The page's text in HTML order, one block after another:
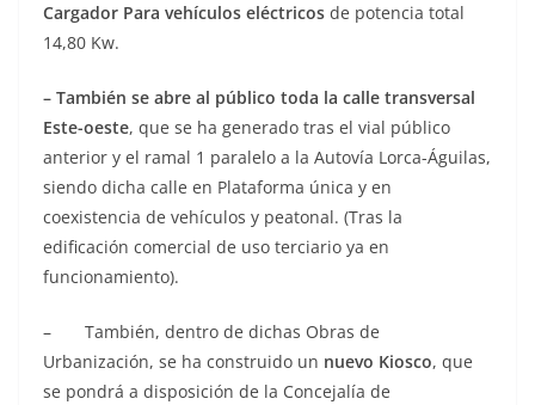
Cargador Para vehículos eléctricos de potencia total
14,80 Kw.
– También se abre al público toda la calle transversal
Este-oeste, que se ha generado tras el vial público
anterior y el ramal 1 paralelo a la Autovía Lorca-Águilas,
siendo dicha calle en Plataforma única y en
coexistencia de vehículos y peatonal. (Tras la
edificación comercial de uso terciario ya en
funcionamiento).
– También, dentro de dichas Obras de
Urbanización, se ha construido un nuevo Kiosco, que
se pondrá a disposición de la Concejalía de